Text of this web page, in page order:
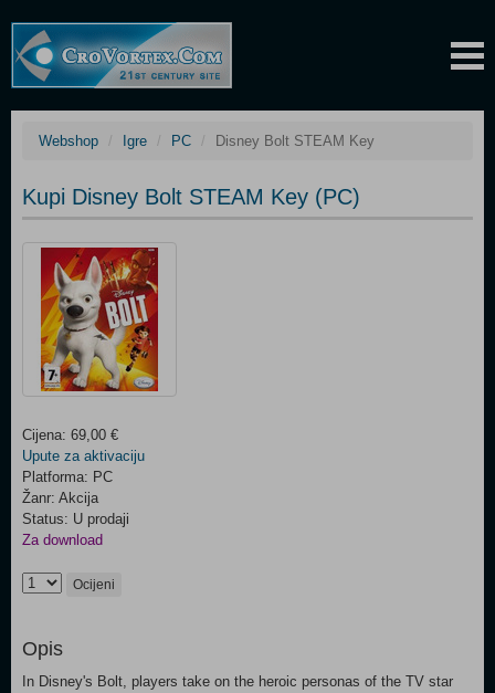
Webshop Igre PC Disney Bolt STEAM Key
Kupi Disney Bolt STEAM Key (PC)
Cijena: 69,00 €
Upute za aktivaciju
Platforma: PC
Žanr: Akcija
Status: U prodaji
Za download
Ocijeni
Opis
In Disney's Bolt, players take on the heroic personas of the TV star